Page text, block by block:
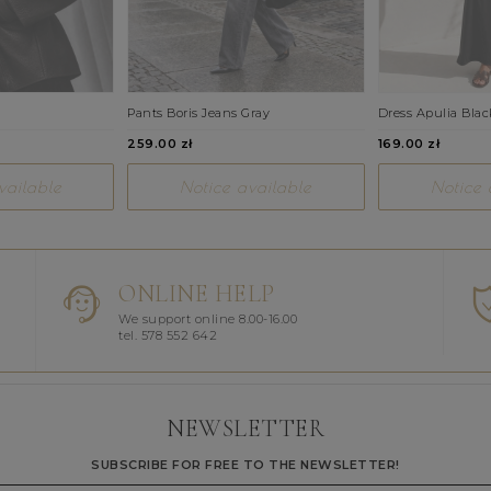
Pants Boris Jeans Gray
259.00 zł
Notice available
Dress Apulia
169.00 zł
Notice
ONLINE HELP
We support online 8.00-16.00
tel. 578 552 642
NEWSLETTER
SUBSCRIBE FOR FREE TO THE NEWSLETTER!